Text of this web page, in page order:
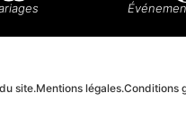
site.Mentions légales.Conditions